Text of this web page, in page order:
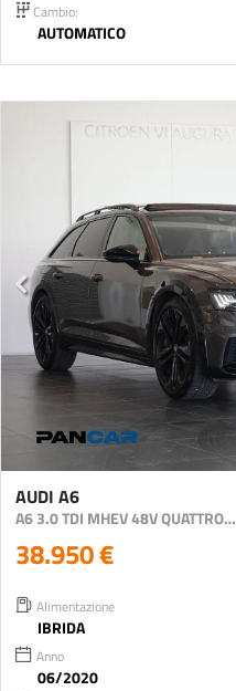
Cambio:
AUTOMATICO
AUDI A6
A6 3.0 TDI MHEV 48V QUATTRO 286CV TIPTRONIC FULL OPTI
38.950 €
Alimentazione
IBRIDA
Anno
06/2020